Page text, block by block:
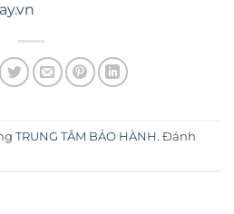
TRUNG TÂM BẢO HÀNH . Đánh